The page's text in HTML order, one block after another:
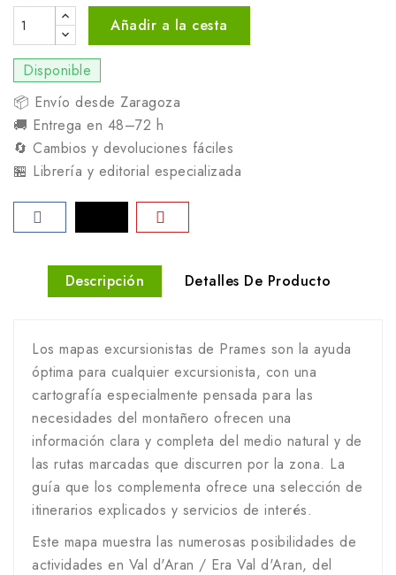
Añadir a la cesta
Disponible
📦 Envío desde Zaragoza
🚚 Entrega en 48–72 h
🔄 Cambios y devoluciones fáciles
🏪 Librería y editorial especializada
Descripción Detalles De Producto
Los mapas excursionistas de Prames son la ayuda
óptima para cualquier excursionista, con una
cartografía especialmente pensada para las
necesidades del montañero ofrecen una
información clara y completa del medio natural y de
las rutas marcadas que discurren por la zona. La
guía que los complementa ofrece una selección de
itinerarios explicados y servicios de interés.
Este mapa muestra las numerosas posibilidades de
actividades en Val d'Aran / Era Val d'Aran, del